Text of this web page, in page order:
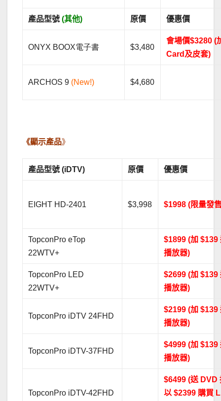
產品型號 (其他) 原價 優惠價
ONYX BOOX電子書 $3,480
會場價$3280 (
Card及皮套)
ARCHOS 9 (New!) $4,680
《顯示產品》
產品型號 (iDTV) 原價 優惠價
EIGHT HD-2401 $3,998 $1998 (限量發
TopconPro eTop
22WTV+
$1899 (加 $139
播放器)
TopconPro LED
22WTV+
$2699 (加 $139
播放器)
TopconPro iDTV 24FHD
$2199 (加 $139
播放器)
TopconPro iDTV-37FHD
$4999 (加 $139
播放器)
TopconPro iDTV-42FHD
$6499 (送 DVD
以 $2399 購買